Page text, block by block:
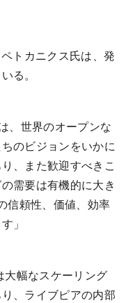
トカニクス氏は、発
る。
、世界のオープンな
のビジョンをいかに
、また歓迎すべきこ
需要は有機的に大き
信頼性、価値、効率
」
大幅なスケーリング
、ライブピアの内部